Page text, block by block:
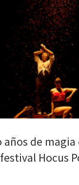
Granhada ha cumplido
fue grande, pero
lo real e irreal, la magia y
18.ª edición magos
años de magia
Hocus